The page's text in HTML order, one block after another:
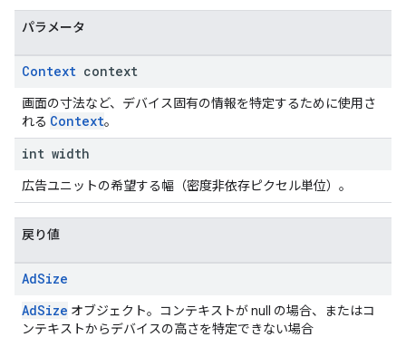
パラメータ
Context context
画面の寸法など、デバイス固有の情報を特定するために使用さ
れる Context。
int width
広告ユニットの希望する幅（密度非依存ピクセル単位）。
戻り値
AdSize
AdSize オブジェクト。コンテキストが null の場合、またはコ
ンテキストからデバイスの高さを特定できない場合